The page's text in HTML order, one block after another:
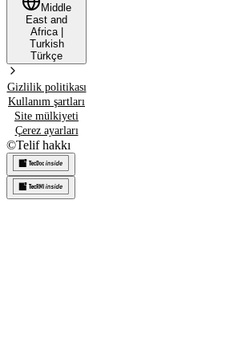
Middle
East and
Africa|
Turkish
Türkçe
Gizlilik politikası
Kullanım şartları
Site mülkiyeti
Çerez ayarları
©Telif hakkı